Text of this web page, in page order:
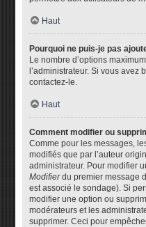
Haut
Pourquoi ne puis-je pas
Le nombre d’options
l’administrateur. Si vous avez
contactez-le.
Haut
Comment modifier ou
Comme pour les messages,
modifiés que par l’auteur
administrateur. Pour modifier
Modifierdu premier message
est associé le sondage). Si
modifier une option ou
modérateurs et les
supprimer. Ceci pour